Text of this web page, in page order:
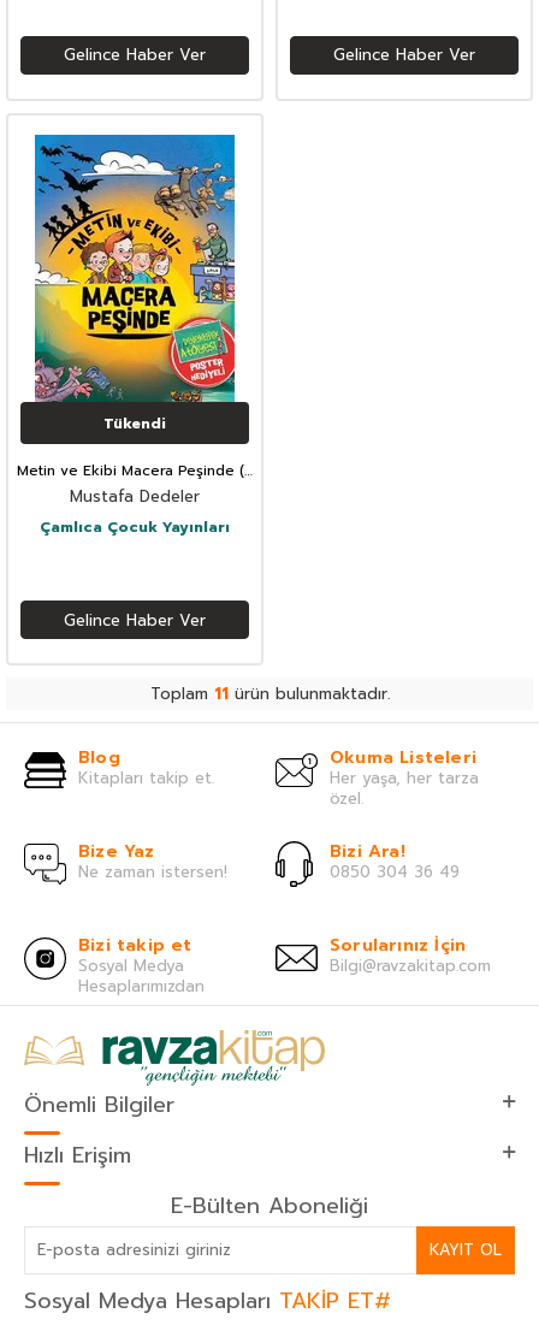
Gelince Haber Ver Gelince Haber Ver
Tükendi
Metin ve Ekibi Macera Peşinde (5
Kitap Set)
Mustafa Dedeler
Çamlıca Çocuk Yayınları
Gelince Haber Ver
Toplam 11ürün bulunmaktadır.
Blog
Kitapları takip et.
Okuma Listeleri
Her yaşa, her tarza
özel.
Bize Yaz
Ne zaman istersen!
Bizi Ara!
0850 304 36 49
Bizi takip et
Sosyal Medya
Hesaplarımızdan
Sorularınız İçin
Bilgi@ravzakitap.com
Önemli Bilgiler
Hızlı Erişim
E-Bülten Aboneliği
KAYIT OL
Sosyal Medya Hesapları TAKİP ET#